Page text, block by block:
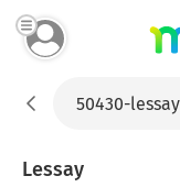
Lessay